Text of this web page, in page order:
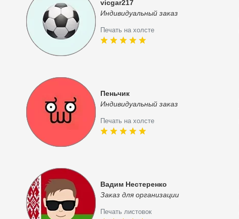
vicgar217
Индивидуальный заказ
Печать на холсте
Пеньчик
Индивидуальный заказ
Печать на холсте
Вадим Нестеренко
Заказ для организации
Печать листовок